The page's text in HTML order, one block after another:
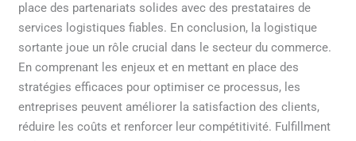
place des partenariats solides avec des prestataires de
services logistiques fiables. En conclusion, la logistique
sortante joue un rôle crucial dans le secteur du commerce.
En comprenant les enjeux et en mettant en place des
stratégies efficaces pour optimiser ce processus, les
entreprises peuvent améliorer la satisfaction des clients,
réduire les coûts et renforcer leur compétitivité. Fulfillment